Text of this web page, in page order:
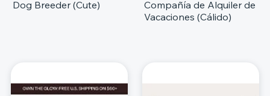
Dog Breeder (Cute)
Compañía de Alquiler de
Vacaciones (Cálido)